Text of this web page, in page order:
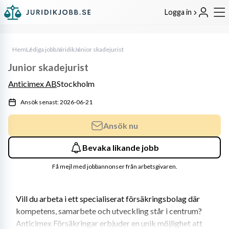
Logga in
HemLediga jobbJuridikJunior skadejurist
Vill du arbeta i ett specialiserat försäkringsbolag där
kompetens, samarbete och utveckling står i centrum?
Anticimex Försäkringar erbjuder en unik möjlighet att
Junior skadejurist
Anticimex ABStockholm
Ansök senast: 2026-06-21
Ansök nu
Bevaka likande jobb
Få mejl med jobbannonser från arbetsgivaren.